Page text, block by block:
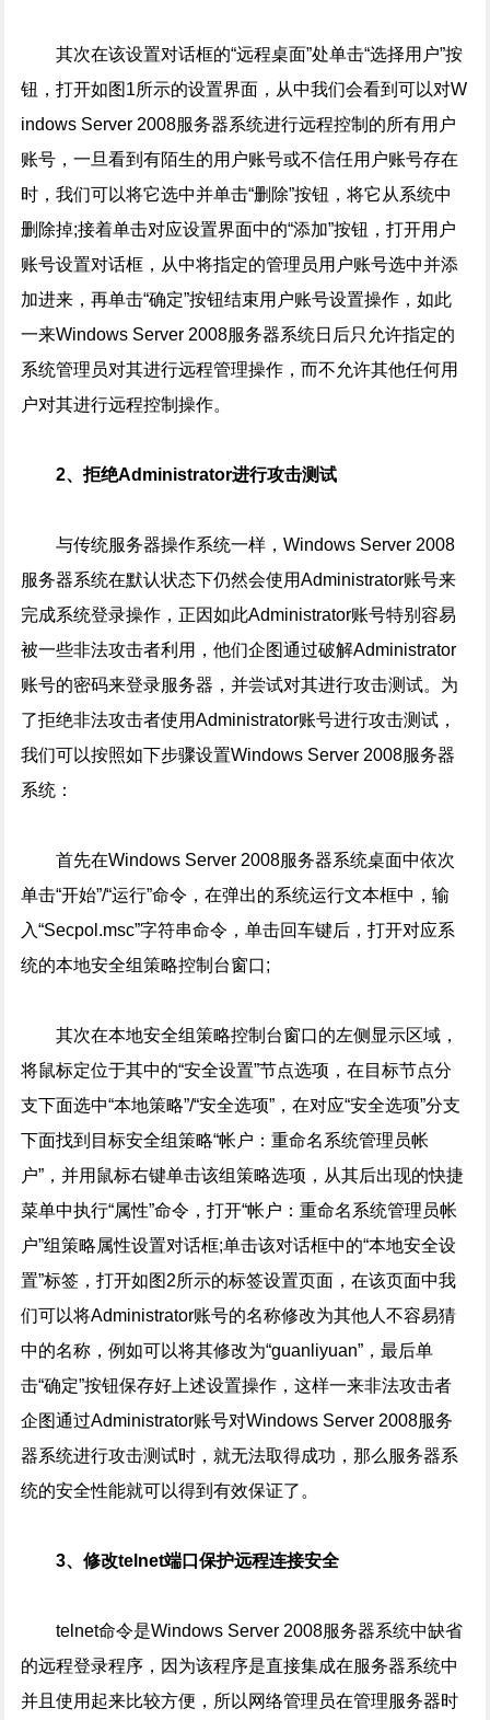
其次在该设置对话框的“远程桌面”处单击“选择用户”按
钮，打开如图1所示的设置界面，从中我们会看到可以对W
indows Server 2008服务器系统进行远程控制的所有用户
账号，一旦看到有陌生的用户账号或不信任用户账号存在
时，我们可以将它选中并单击“删除”按钮，将它从系统中
删除掉;接着单击对应设置界面中的“添加”按钮，打开用户
账号设置对话框，从中将指定的管理员用户账号选中并添
加进来，再单击“确定”按钮结束用户账号设置操作，如此
一来Windows Server 2008服务器系统日后只允许指定的
系统管理员对其进行远程管理操作，而不允许其他任何用
户对其进行远程控制操作。
2、拒绝Administrator进行攻击测试
与传统服务器操作系统一样，Windows Server 2008
服务器系统在默认状态下仍然会使用Administrator账号来
完成系统登录操作，正因如此Administrator账号特别容易
被一些非法攻击者利用，他们企图通过破解Administrator
账号的密码来登录服务器，并尝试对其进行攻击测试。为
了拒绝非法攻击者使用Administrator账号进行攻击测试，
我们可以按照如下步骤设置Windows Server 2008服务器
系统：
首先在Windows Server 2008服务器系统桌面中依次
单击“开始”/“运行”命令，在弹出的系统运行文本框中，输
入“Secpol.msc”字符串命令，单击回车键后，打开对应系
统的本地安全组策略控制台窗口;
其次在本地安全组策略控制台窗口的左侧显示区域，
将鼠标定位于其中的“安全设置”节点选项，在目标节点分
支下面选中“本地策略”/“安全选项”，在对应“安全选项”分支
下面找到目标安全组策略“帐户：重命名系统管理员帐
户”，并用鼠标右键单击该组策略选项，从其后出现的快捷
菜单中执行“属性”命令，打开“帐户：重命名系统管理员帐
户”组策略属性设置对话框;单击该对话框中的“本地安全设
置”标签，打开如图2所示的标签设置页面，在该页面中我
们可以将Administrator账号的名称修改为其他人不容易猜
中的名称，例如可以将其修改为“guanliyuan”，最后单
击“确定”按钮保存好上述设置操作，这样一来非法攻击者
企图通过Administrator账号对Windows Server 2008服务
器系统进行攻击测试时，就无法取得成功，那么服务器系
统的安全性能就可以得到有效保证了。
3、修改telnet端口保护远程连接安全
telnet命令是Windows Server 2008服务器系统中缺省
的远程登录程序，因为该程序是直接集成在服务器系统中
并且使用起来比较方便，所以网络管理员在管理服务器时